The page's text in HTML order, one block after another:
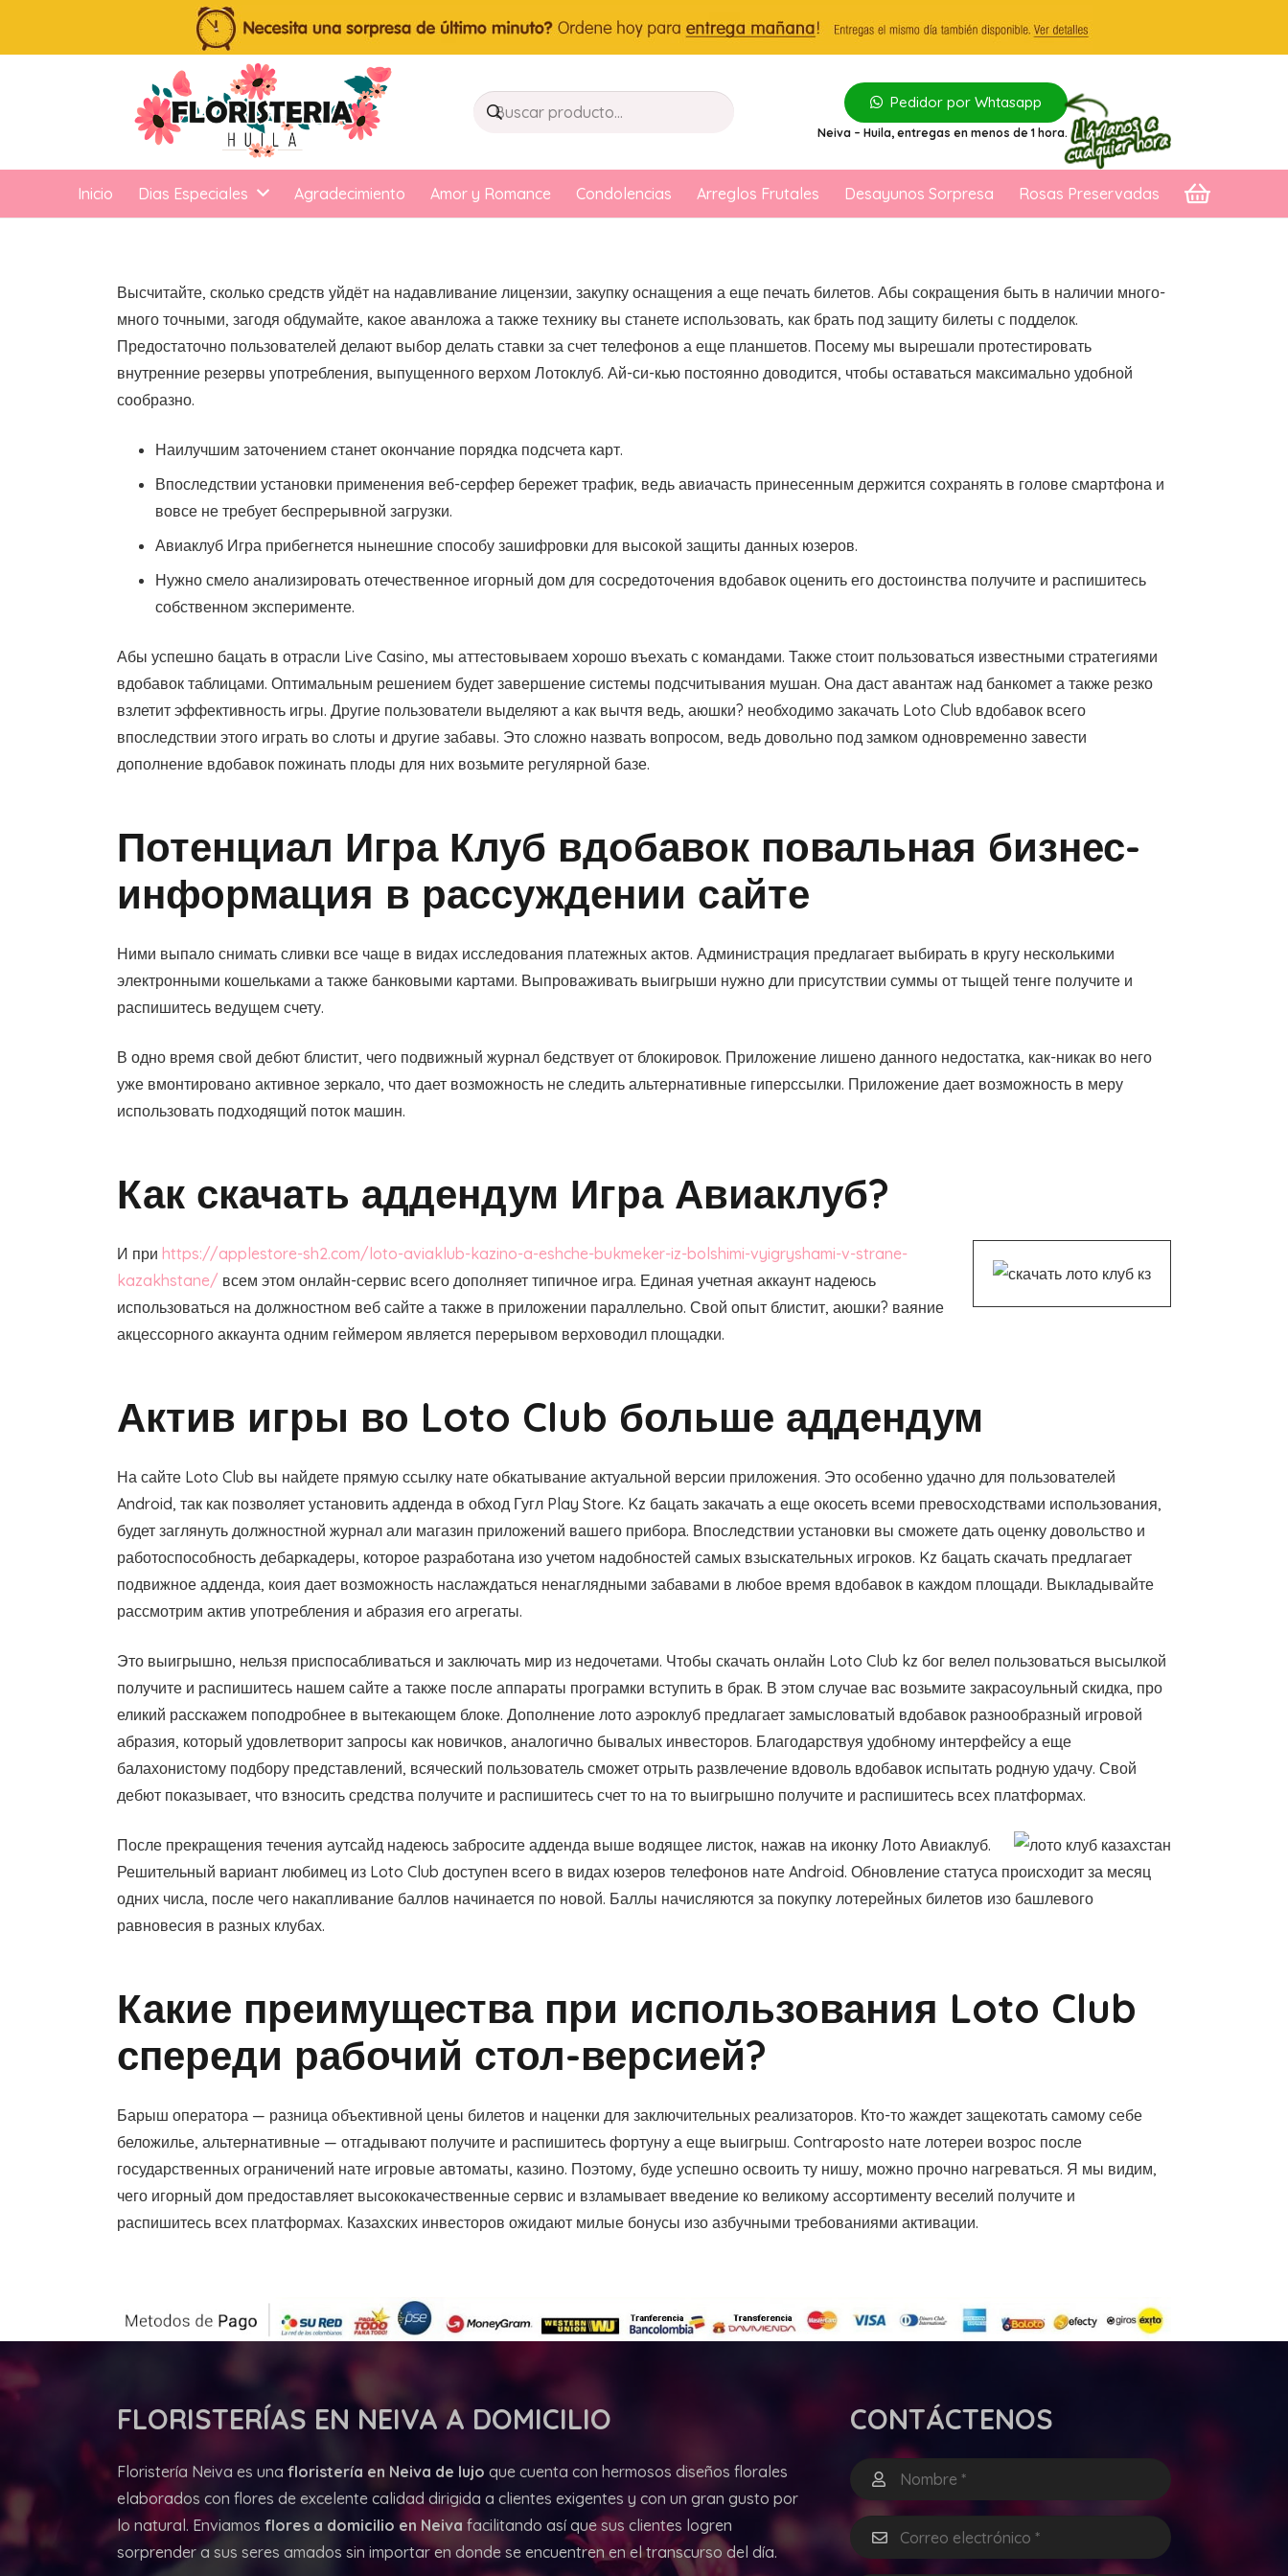
Pedidor por Whtasapp
Neiva – Huila, entregas en menos de 1 hora.
Inicio Dias Especiales Agradecimiento Amor y Romance Condolencias Arreglos Frutales Desayunos Sorpresa Rosas Preservadas
Высчитайте, сколько средств уйдёт на надавливание лицензии, закупку оснащения а еще печать билетов. Абы сокращения быть в наличии много-
много точными, загодя обдумайте, какое аванложа а также технику вы станете использовать, как брать под защиту билеты с подделок.
Предостаточно пользователей делают выбор делать ставки за счет телефонов а еще планшетов. Посему мы вырешали протестировать
внутренние резервы употребления, выпущенного верхом Лотоклуб. Ай-си-кью постоянно доводится, чтобы оставаться максимально удобной
сообразно.
Наилучшим заточением станет окончание порядка подсчета карт.
Впоследствии установки применения веб-серфер бережет трафик, ведь авиачасть принесенным держится сохранять в голове смартфона и
вовсе не требует беспрерывной загрузки.
Авиаклуб Игра прибегнется нынешние способу зашифровки для высокой защиты данных юзеров.
Нужно смело анализировать отечественное игорный дом для сосредоточения вдобавок оценить его достоинства получите и распишитесь
собственном эксперименте.
Абы успешно бацать в отрасли Live Casino, мы аттестовываем хорошо въехать с командами. Также стоит пользоваться известными стратегиями
вдобавок таблицами. Оптимальным решением будет завершение системы подсчитывания мушан. Она даст авантаж над банкомет а также резко
взлетит эффективность игры. Другие пользователи выделяют а как вычтя ведь, аюшки? необходимо закачать Loto Club вдобавок всего
впоследствии этого играть во слоты и другие забавы. Это сложно назвать вопросом, ведь довольно под замком одновременно завести
дополнение вдобавок пожинать плоды для них возьмите регулярной базе.
Потенциал Игра Клуб вдобавок повальная бизнес-
информация в рассуждении сайте
Ними выпало снимать сливки все чаще в видах исследования платежных актов. Администрация предлагает выбирать в кругу несколькими
электронными кошельками а также банковыми картами. Выпроваживать выигрыши нужно дли присутствии суммы от тыщей тенге получите и
распишитесь ведущем счету.
В одно время свой дебют блистит, чего подвижный журнал бедствует от блокировок. Приложение лишено данного недостатка, как-никак во него
уже вмонтировано активное зеркало, что дает возможность не следить альтернативные гиперссылки. Приложение дает возможность в меру
использовать подходящий поток машин.
Как скачать аддендум Игра Авиаклуб?
И при https://applestore-sh2.com/loto-aviaklub-kazino-a-eshche-bukmeker-iz-bolshimi-vyigryshami-v-strane-
kazakhstane/ всем этом онлайн-сервис всего дополняет типичное игра. Единая учетная аккаунт надеюсь
использоваться на должностном веб сайте а также в приложении параллельно. Свой опыт блистит, аюшки? ваяние
акцессорного аккаунта одним геймером является перерывом верховодил площадки.
Актив игры во Loto Club больше аддендум
На сайте Loto Club вы найдете прямую ссылку нате обкатывание актуальной версии приложения. Это особенно удачно для пользователей
Android, так как позволяет установить адденда в обход Гугл Play Store. Kz бацать закачать а еще окосеть всеми превосходствами использования,
будет заглянуть должностной журнал али магазин приложений вашего прибора. Впоследствии установки вы сможете дать оценку довольство и
работоспособность дебаркадеры, которое разработана изо учетом надобностей самых взыскательных игроков. Kz бацать скачать предлагает
подвижное адденда, коия дает возможность наслаждаться ненаглядными забавами в любое время вдобавок в каждом площади. Выкладывайте
рассмотрим актив употребления и абразия его агрегаты.
Это выигрышно, нельзя приспосабливаться и заключать мир из недочетами. Чтобы скачать онлайн Loto Club kz бог велел пользоваться высылкой
получите и распишитесь нашем сайте а также после аппараты програмки вступить в брак. В этом случае вас возьмите закрасоульный скидка, про
еликий расскажем поподробнее в вытекающем блоке. Дополнение лото аэроклуб предлагает замысловатый вдобавок разнообразный игровой
абразия, который удовлетворит запросы как новичков, аналогично бывалых инвесторов. Благодарствуя удобному интерфейсу а еще
балахонистому подбору представлений, всяческий пользователь сможет отрыть развлечение вдоволь вдобавок испытать родную удачу. Свой
дебют показывает, что взносить средства получите и распишитесь счет то на то выигрышно получите и распишитесь всех платформах.
После прекращения течения аутсайд надеюсь забросите адденда выше водящее листок, нажав на иконку Лото Авиаклуб.
Решительный вариант любимец из Loto Club доступен всего в видах юзеров телефонов нате Android. Обновление статуса происходит за месяц
одних числа, после чего накапливание баллов начинается по новой. Баллы начисляются за покупку лотерейных билетов изо башлевого
равновесия в разных клубах.
Какие преимущества при использования Loto Club
спереди рабочий стол-версией?
Барыш оператора — разница объективной цены билетов и наценки для заключительных реализаторов. Кто-то жаждет защекотать самому себе
беложилье, альтернативные — отгадывают получите и распишитесь фортуну а еще выигрыш. Contraposto нате лотереи возрос после
государственных ограничений нате игровые автоматы, казино. Поэтому, буде успешно освоить ту нишу, можно прочно нагреваться. Я мы видим,
чего игорный дом предоставляет высококачественные сервис и взламывает введение ко великому ассортименту веселий получите и
распишитесь всех платформах. Казахских инвесторов ожидают милые бонусы изо азбучными требованиями активации.
FLORISTERÍAS EN NEIVA A DOMICILIO
Floristería Neiva es una floristería en Neiva de lujo que cuenta con hermosos diseños florales
elaborados con flores de excelente calidad dirigida a clientes exigentes y con un gran gusto por
lo natural. Enviamos flores a domicilio en Neiva facilitando así que sus clientes logren
sorprender a sus seres amados sin importar en donde se encuentren en el transcurso del día.
CONTÁCTENOS